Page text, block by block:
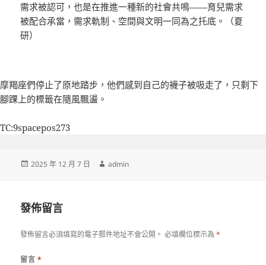
需求被認可，也是在推進一種新的社會共鳴——育兒需求
被配合承當，需求軌制、空間與文明一同為之托底。（夏
研）
摩羯座們停止了原地踏步，他們感到自己的襪子被吸走了，只剩下
腳踝上的標籤在隨風飄盪。
TC:9spacepos273
發
2025 年 12 月 7 日
作
admin
發佈留言
發佈留言必須填寫的電子郵件地址不會公開。 必填欄位標示為*
留言 *